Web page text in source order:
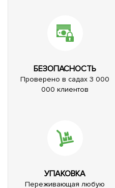
БЕЗОПАСНОСТЬ
Проверено в садах 3 000
000 клиентов
УПАКОВКА
Переживающая любую